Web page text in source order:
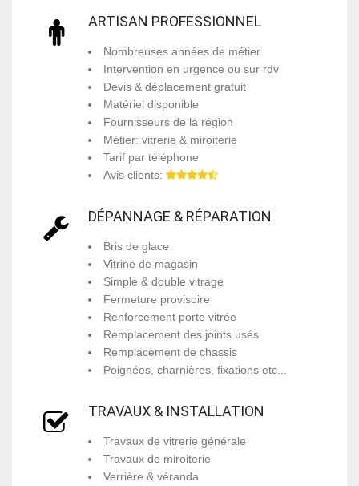
ARTISAN PROFESSIONNEL
Nombreuses années de métier
Intervention en urgence ou sur rdv
Devis & déplacement gratuit
Matériel disponible
Fournisseurs de la région
Métier: vitrerie & miroiterie
Tarif par téléphone
Avis clients:
DÉPANNAGE & RÉPARATION
Bris de glace
Vitrine de magasin
Simple & double vitrage
Fermeture provisoire
Renforcement porte vitrée
Remplacement des joints usés
Remplacement de chassis
Poignées, charnières, fixations etc...
TRAVAUX & INSTALLATION
Travaux de vitrerie générale
Travaux de miroiterie
Verrière & véranda